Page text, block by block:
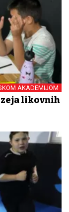
AKADEMIJOM
likovnih